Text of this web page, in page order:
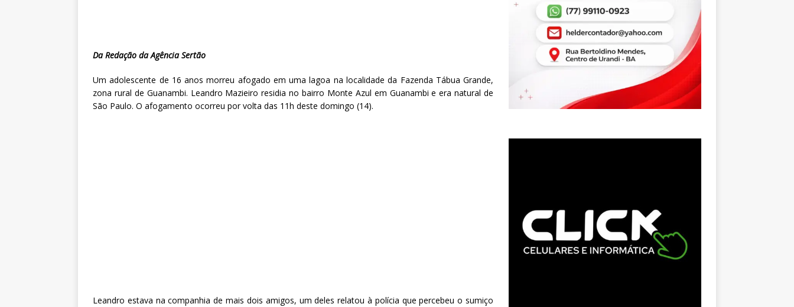
Da Redação da Agência Sertão
Um adolescente de 16 anos morreu afogado em uma lagoa na localidade da Fazenda Tábua Grande,
zona rural de Guanambi. Leandro Mazieiro residia no bairro Monte Azul em Guanambi e era natural de
São Paulo. O afogamento ocorreu por volta das 11h deste domingo (14).
Leandro estava na companhia de mais dois amigos, um deles relatou à polícia que percebeu o sumiço